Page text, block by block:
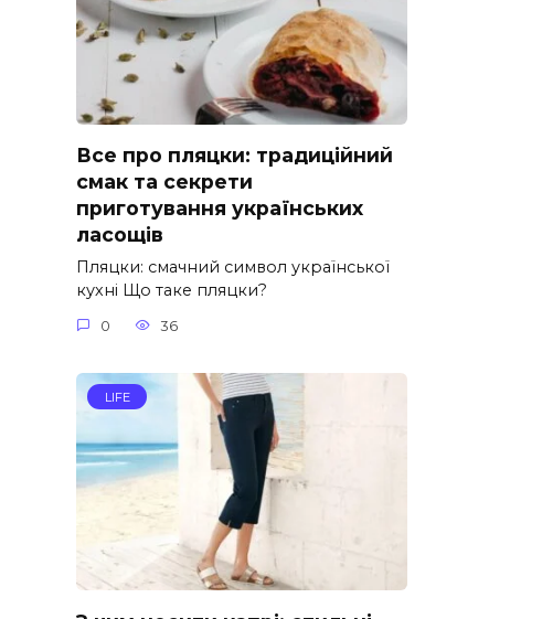
Все про пляцки: традиційний
смак та секрети
приготування українських
ласощів
Пляцки: смачний символ української
кухні Що таке пляцки?
0 36
LIFE